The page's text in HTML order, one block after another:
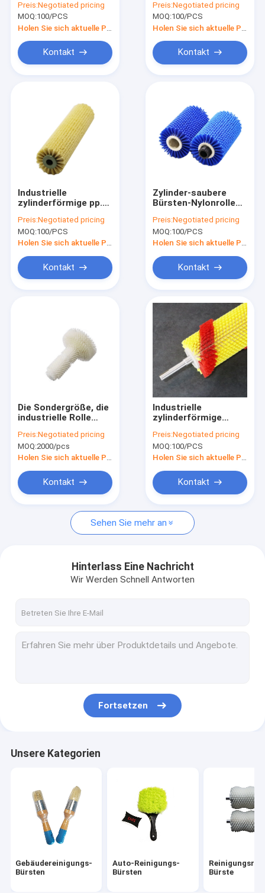
VR Show
Über uns
Treten Sie mit uns in Verbindung
Nachrichten
Auto-Reinigungs-Bürsten
Reinigungsrollen-Bürste
Reinigungs-Bürste der elektrischen Bohrmaschine
Edelstahl-Drahtbürsten
Lange Rohr-Reinigungs-Bürste
für Gemüse und Obst
Preis:Negotiated pricing
MOQ:100/PCS
Kontakt
Induktions-Kuh-
Körper-Massage-
Bürsten-Kuh Bürste
Preis:Negotiated pricing
MOQ:100/PCS
Kontakt
Industrielle
zylinderförmige pp.-
Rollen-Bürste für
Reinigung und die
Schale
Preis:Negotiated pricing
MOQ:100/PCS
Holen Sie sich aktuelle Preis
Kontakt
Zylinder-saubere
Bürsten-Nylonrolle
GemüseReinigung
Preis:Negotiated pricing
MOQ:100/PCS
Holen Sie sich aktuelle Preis
Kontakt
Die Sondergröße, die
industrielle Rolle
freundliches Eco
Preis:Negotiated pricing
MOQ:2000/pcs
Holen Sie sich aktuelle Preis
Kontakt
Industrielle
zylinderförmige
Reinigungs-Nylon-
Borsten-Rolle
bürsten gewundenes
Preis:Negotiated pricing
MOQ:100/PCS
Holen Sie sich aktuelle Preis
Kontakt
Sehen Sie mehr an
Hinterlass Eine Nachricht
Wir Werden Schnell Antworten
Fortsetzen
Unsere Kategorien
Gebäudereinigungs-
Bürsten
Auto-Reinigungs-
Bürsten
Bürste